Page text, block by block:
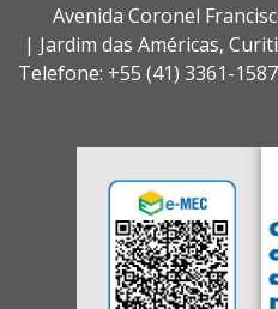
Avenida Coronel
| Jardim das Américas,
Telefone: +55 (41) 3361-